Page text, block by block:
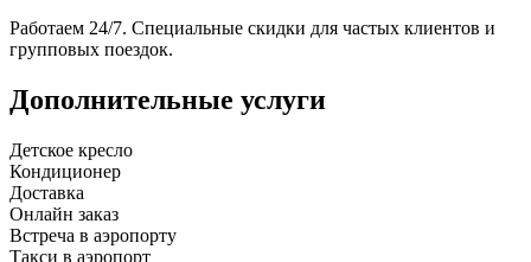
Работаем 24/7. Специальные скидки для частых клиентов и
групповых поездок.
Дополнительные услуги
Детское кресло
Кондиционер
Доставка
Онлайн заказ
Встреча в аэропорту
Такси в аэропорт